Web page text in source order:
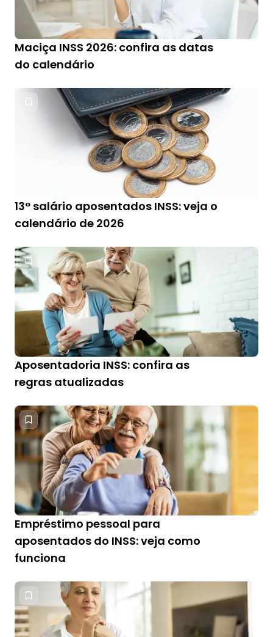
Maciça INSS 2026: confira as datas
do calendário
13° salário aposentados INSS: veja o
calendário de 2026
Aposentadoria INSS: confira as
regras atualizadas
Empréstimo pessoal para
aposentados do INSS: veja como
funciona